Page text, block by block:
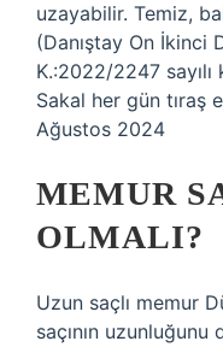
uzayabilir. Temiz,
(Danıştay On İkinci
K.:2022/2247
Sakal her gün tıraş
Ağustos 2024
MEMUR
OLMALI?
Uzun saçlı memur
saçının uzunluğunu